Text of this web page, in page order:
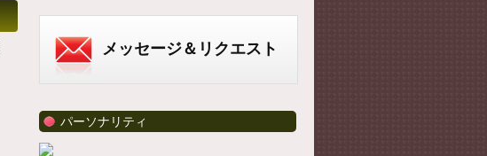
メッセージ＆リクエスト
パーソナリティ